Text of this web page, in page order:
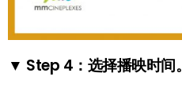
▼ Step 4：选择播映时间。